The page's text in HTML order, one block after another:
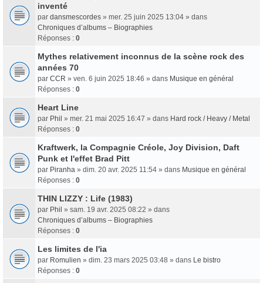
inventé
par dansmescordes » mer. 25 juin 2025 13:04 » dans
Chroniques d’albums – Biographies
Réponses : 0
Mythes relativement inconnus de la scène rock des
années 70
par CCR » ven. 6 juin 2025 18:46 » dans Musique en général
Réponses : 0
Heart Line
par Phil » mer. 21 mai 2025 16:47 » dans Hard rock / Heavy / Metal
Réponses : 0
Kraftwerk, la Compagnie Créole, Joy Division, Daft
Punk et l'effet Brad Pitt
par Piranha » dim. 20 avr. 2025 11:54 » dans Musique en général
Réponses : 0
THIN LIZZY : Life (1983)
par Phil » sam. 19 avr. 2025 08:22 » dans
Chroniques d’albums – Biographies
Réponses : 0
Les limites de l'ia
par Romulien » dim. 23 mars 2025 03:48 » dans Le bistro
Réponses : 0